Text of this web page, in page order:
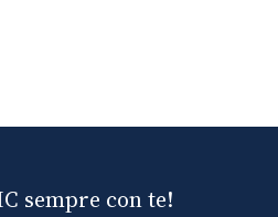
sempre con te!